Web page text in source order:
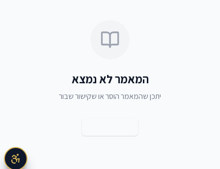
המאמר לא נמצא
יתכן שהמאמר הוסר או שקישור שבור